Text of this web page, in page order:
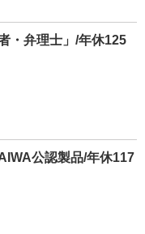
・弁理士」/年休125
公認製品/年休117